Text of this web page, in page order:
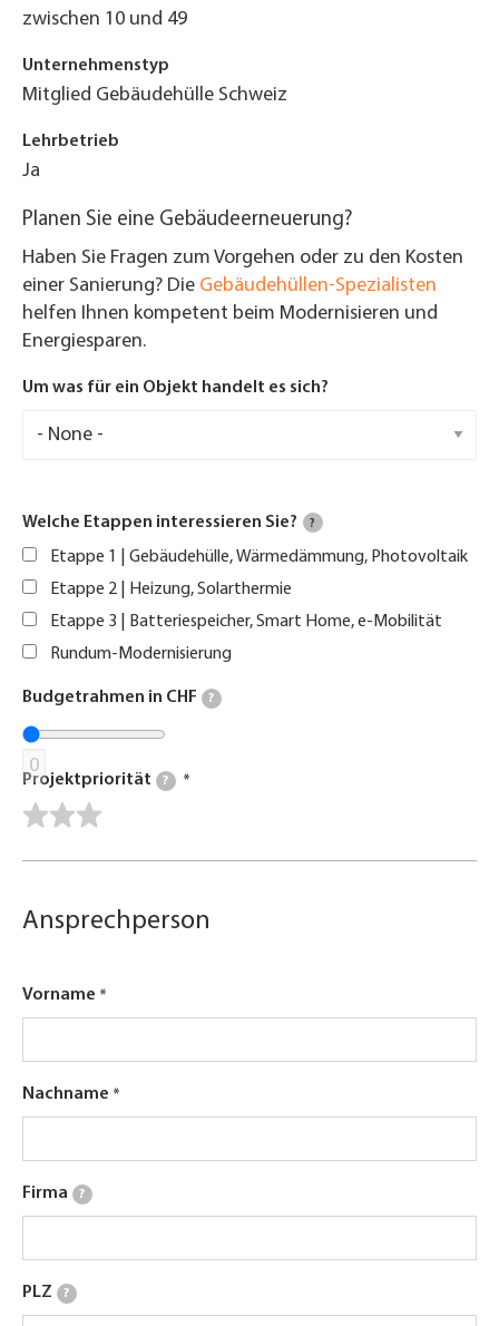
zwischen 10 und 49
Unternehmenstyp
Mitglied Gebäudehülle Schweiz
Lehrbetrieb
Ja
Planen Sie eine Gebäudeerneuerung?
Haben Sie Fragen zum Vorgehen oder zu den Kosten
einer Sanierung? Die Gebäudehüllen-Spezialisten
helfen Ihnen kompetent beim Modernisieren und
Energiesparen.
Um was für ein Objekt handelt es sich?
Welche Etappen interessieren Sie? ?
Etappe 1 | Gebäudehülle, Wärmedämmung, Photovoltaik
Etappe 2 | Heizung, Solarthermie
Etappe 3 | Batteriespeicher, Smart Home, e-Mobilität
Rundum-Modernisierung
Budgetrahmen in CHF ?
0
Projektpriorität ?
Ansprechperson
Vorname
Nachname
Firma ?
PLZ ?